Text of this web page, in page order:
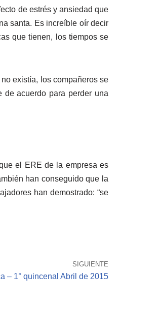
de estrés y ansiedad que
santa. Es increíble oír decir
que tienen, los tiempos se
existía, los compañeros se
de acuerdo para perder una
el ERE de la empresa es
han conseguido que la
han demostrado: “se
SIGUIENTE
– 1° quincenal Abril de 2015